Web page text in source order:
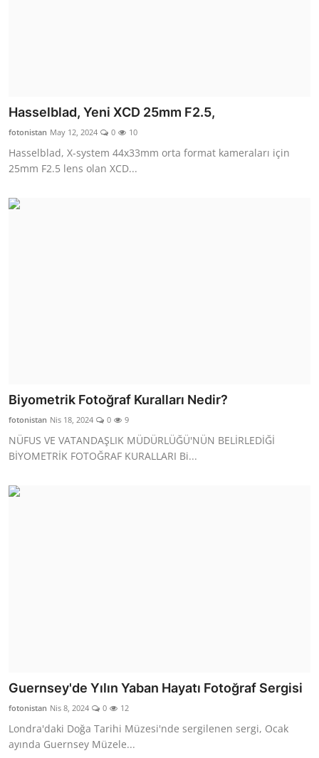
Hasselblad, Yeni XCD 25mm F2.5,
fotonistan May 12, 2024 0 10
Hasselblad, X-system 44x33mm orta format kameraları için
25mm F2.5 lens olan XCD...
Biyometrik Fotoğraf Kuralları Nedir?
fotonistan Nis 18, 2024 0 9
NÜFUS VE VATANDAŞLIK MÜDÜRLÜĞÜ'NÜN BELİRLEDİĞİ
BİYOMETRİK FOTOĞRAF KURALLARI Bi...
Guernsey'de Yılın Yaban Hayatı Fotoğraf Sergisi
fotonistan Nis 8, 2024 0 12
Londra'daki Doğa Tarihi Müzesi'nde sergilenen sergi, Ocak
ayında Guernsey Müzele...